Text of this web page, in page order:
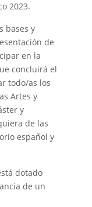
2023.
bases y
de
en la
concluirá el
todo/as los
Artes y
y
de las
español y
dotado
de un